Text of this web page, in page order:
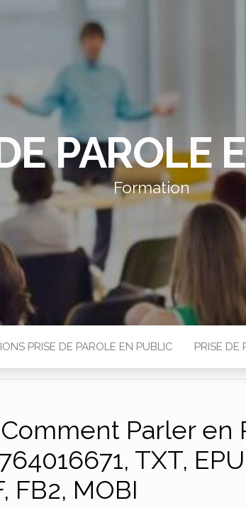
PAROLE
Formation
PRISE DE PAROLE EN PUBLIC PRISE DE
Parler en
TXT,
FB2, MOBI